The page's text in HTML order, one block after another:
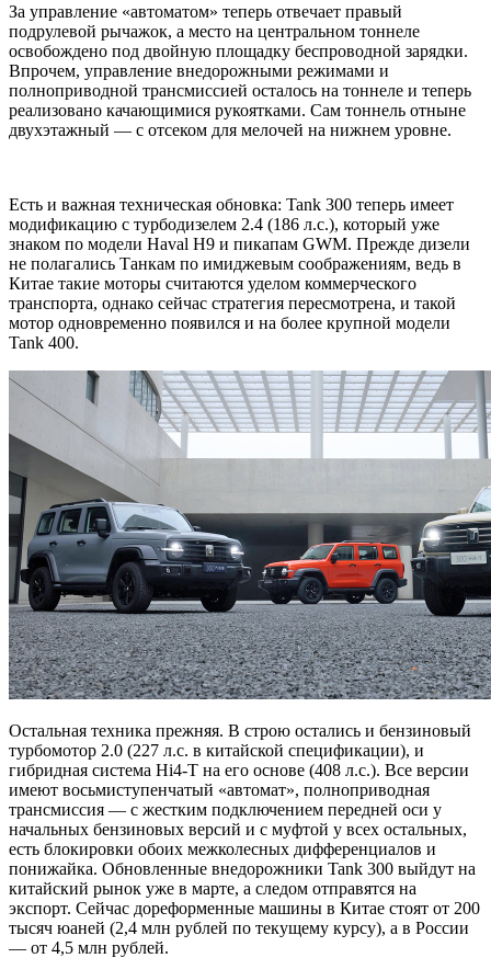
За управление «автоматом» теперь отвечает правый
подрулевой рычажок, а место на центральном тоннеле
освобождено под двойную площадку беспроводной зарядки.
Впрочем, управление внедорожными режимами и
полноприводной трансмиссией осталось на тоннеле и теперь
реализовано качающимися рукоятками. Сам тоннель отныне
двухэтажный — с отсеком для мелочей на нижнем уровне.
Есть и важная техническая обновка: Tank 300 теперь имеет
модификацию с турбодизелем 2.4 (186 л.с.), который уже
знаком по модели Haval H9 и пикапам GWM. Прежде дизели
не полагались Танкам по имиджевым соображениям, ведь в
Китае такие моторы считаются уделом коммерческого
транспорта, однако сейчас стратегия пересмотрена, и такой
мотор одновременно появился и на более крупной модели
Tank 400.
Остальная техника прежняя. В строю остались и бензиновый
турбомотор 2.0 (227 л.с. в китайской спецификации), и
гибридная система Hi4-T на его основе (408 л.с.). Все версии
имеют восьмиступенчатый «автомат», полноприводная
трансмиссия — с жестким подключением передней оси у
начальных бензиновых версий и с муфтой у всех остальных,
есть блокировки обоих межколесных дифференциалов и
понижайка. Обновленные внедорожники Tank 300 выйдут на
китайский рынок уже в марте, а следом отправятся на
экспорт. Сейчас дореформенные машины в Китае стоят от 200
тысяч юаней (2,4 млн рублей по текущему курсу), а в России
— от 4,5 млн рублей.